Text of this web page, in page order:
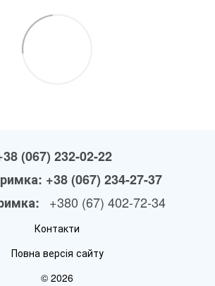
(067) 232-02-22
+38 (067) 234-27-37
+380 (67) 402-72-34
Контакти
Повна версія сайту
© 2026